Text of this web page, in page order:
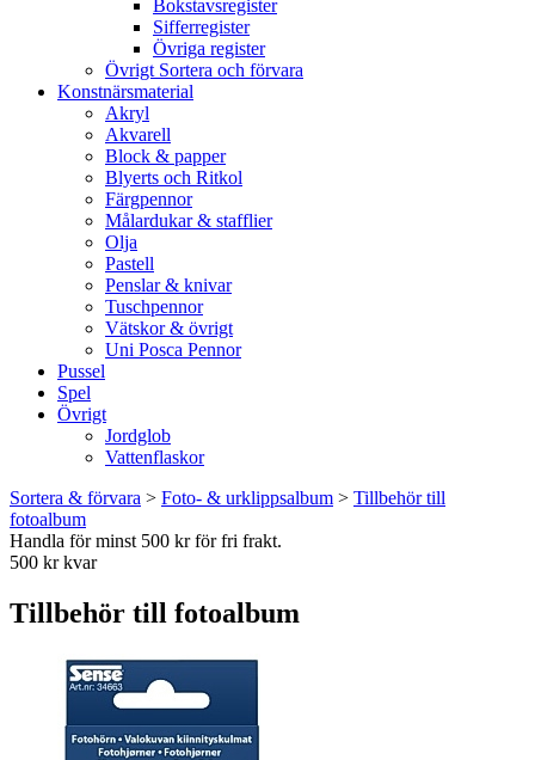
Bokstavsregister
Sifferregister
Övriga register
Övrigt Sortera och förvara
Konstnärsmaterial
Akryl
Akvarell
Block & papper
Blyerts och Ritkol
Färgpennor
Målardukar & stafflier
Olja
Pastell
Penslar & knivar
Tuschpennor
Vätskor & övrigt
Uni Posca Pennor
Pussel
Spel
Övrigt
Jordglob
Vattenflaskor
Sortera & förvara > Foto- & urklippsalbum > Tillbehör till
fotoalbum
Handla för minst 500 kr för fri frakt.
500 kr kvar
Tillbehör till fotoalbum